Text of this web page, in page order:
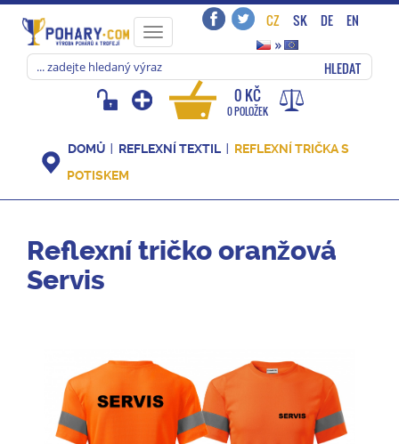
Toggle
navigation
CZ SK DE
EN
»
HLEDAT
0 KČ
0 POLOŽEK
DOMŮ REFLEXNÍ TEXTIL
REFLEXNÍ TRIČKA S
POTISKEM
Reflexní tričko oranžová
Servis